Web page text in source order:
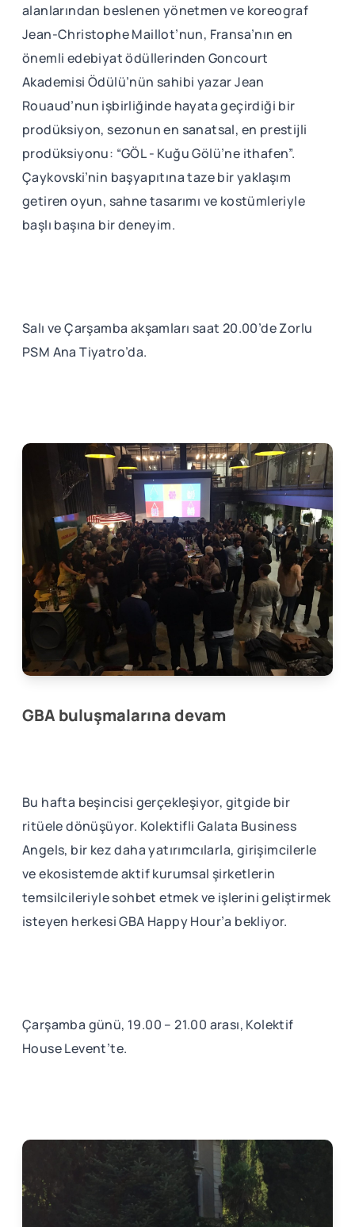
alanlarından beslenen yönetmen ve koreograf
Jean-Christophe Maillot’nun, Fransa’nın en
önemli edebiyat ödüllerinden Goncourt
Akademisi Ödülü’nün sahibi yazar Jean
Rouaud’nun işbirliğinde hayata geçirdiği bir
prodüksiyon, sezonun en sanatsal, en prestijli
prodüksiyonu: “GÖL - Kuğu Gölü’ne ithafen”.
Çaykovski’nin başyapıtına taze bir yaklaşım
getiren oyun, sahne tasarımı ve kostümleriyle
başlı başına bir deneyim.
Salı ve Çarşamba akşamları saat 20.00’de Zorlu
PSM Ana Tiyatro’da.
GBA buluşmalarına devam
Bu hafta beşincisi gerçekleşiyor, gitgide bir
ritüele dönüşüyor. Kolektifli Galata Business
Angels, bir kez daha yatırımcılarla, girişimcilerle
ve ekosistemde aktif kurumsal şirketlerin
temsilcileriyle sohbet etmek ve işlerini geliştirmek
isteyen herkesi GBA Happy Hour’a bekliyor.
Çarşamba günü, 19.00 – 21.00 arası, Kolektif
House Levent’te.